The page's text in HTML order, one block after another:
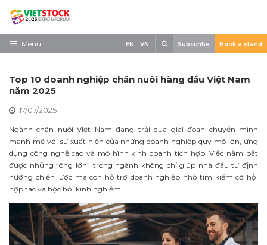
Skip
contentMenu
Về triển lãm
Trưng Bày
Tham Quan
Tin tức
Liên Hệ
EN VN Subscribe Book a stand
Top 10 doanh nghiệp chăn nuôi hàng đầu Việt Nam
năm 2025
17/07/2025
Ngành chăn nuôi Việt Nam đang trải qua giai đoạn chuyển mình
mạnh mẽ với sự xuất hiện của những doanh nghiệp quy mô lớn, ứng
dụng công nghệ cao và mô hình kinh doanh tích hợp. Việc nắm bắt
được những “ông lớn” trong ngành không chỉ giúp nhà đầu tư định
hướng chiến lược mà còn hỗ trợ doanh nghiệp nhỏ tìm kiếm cơ hội
hợp tác và học hỏi kinh nghiệm.